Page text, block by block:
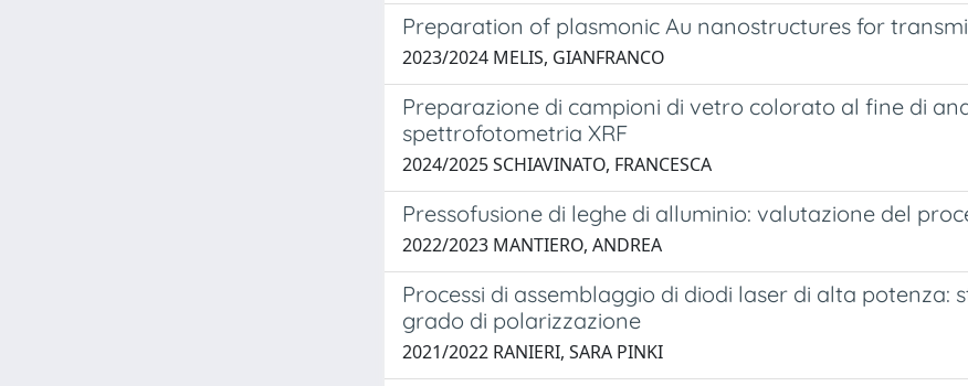
Preparation of plasmonic Au nanostructures for
2023/2024 MELIS, GIANFRANCO
Preparazione di campioni di vetro colorato al fine di
spettrofotometria XRF
2024/2025 SCHIAVINATO, FRANCESCA
Pressofusione di leghe di alluminio: valutazione del
2022/2023 MANTIERO, ANDREA
Processi di assemblaggio di diodi laser di alta potenza:
grado di polarizzazione
2021/2022 RANIERI, SARA PINKI